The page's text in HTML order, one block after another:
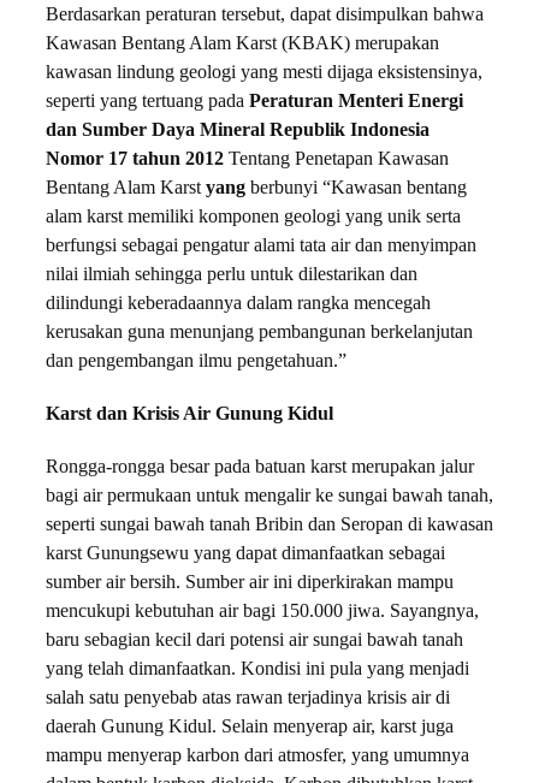
Berdasarkan peraturan tersebut, dapat disimpulkan bahwa
Kawasan Bentang Alam Karst (KBAK) merupakan
kawasan lindung geologi yang mesti dijaga eksistensinya,
seperti yang tertuang pada Peraturan Menteri Energi
dan Sumber Daya Mineral Republik Indonesia
Nomor 17 tahun 2012 Tentang Penetapan Kawasan
Bentang Alam Karstyang berbunyi “Kawasan bentang
alam karst memiliki komponen geologi yang unik serta
berfungsi sebagai pengatur alami tata air dan menyimpan
nilai ilmiah sehingga perlu untuk dilestarikan dan
dilindungi keberadaannya dalam rangka mencegah
kerusakan guna menunjang pembangunan berkelanjutan
dan pengembangan ilmu pengetahuan.”
Karst dan Krisis Air Gunung Kidul
Rongga-rongga besar pada batuan karst merupakan jalur
bagi air permukaan untuk mengalir ke sungai bawah tanah,
seperti sungai bawah tanah Bribin dan Seropan di kawasan
karst Gunungsewu yang dapat dimanfaatkan sebagai
sumber air bersih. Sumber air ini diperkirakan mampu
mencukupi kebutuhan air bagi 150.000 jiwa. Sayangnya,
baru sebagian kecil dari potensi air sungai bawah tanah
yang telah dimanfaatkan. Kondisi ini pula yang menjadi
salah satu penyebab atas rawan terjadinya krisis air di
daerah Gunung Kidul. Selain menyerap air, karst juga
mampu menyerap karbon dari atmosfer, yang umumnya